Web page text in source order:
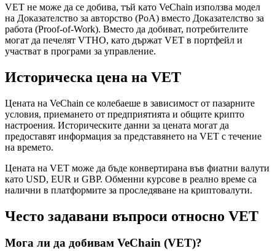
VET не може да се добива, тъй като VeChain използва модел
на Доказателство за авторство (PoA) вместо Доказателство за
работа (Proof-of-Work). Вместо да добиват, потребителите
могат да печелят VTHO, като държат VET в портфейл и
участват в програми за управление.
Историческа цена на VET
Цената на VeChain се колебаеше в зависимост от пазарните
условия, приемането от предприятията и общите крипто
настроения. Историческите данни за цената могат да
предоставят информация за представянето на VET с течение
на времето.
Цената на VET може да бъде конвертирана във фиатни валути
като USD, EUR и GBP. Обменни курсове в реално време са
налични в платформите за проследяване на криптовалути.
Често задавани въпроси относно VET
Мога ли да добивам VeChain (VET)?